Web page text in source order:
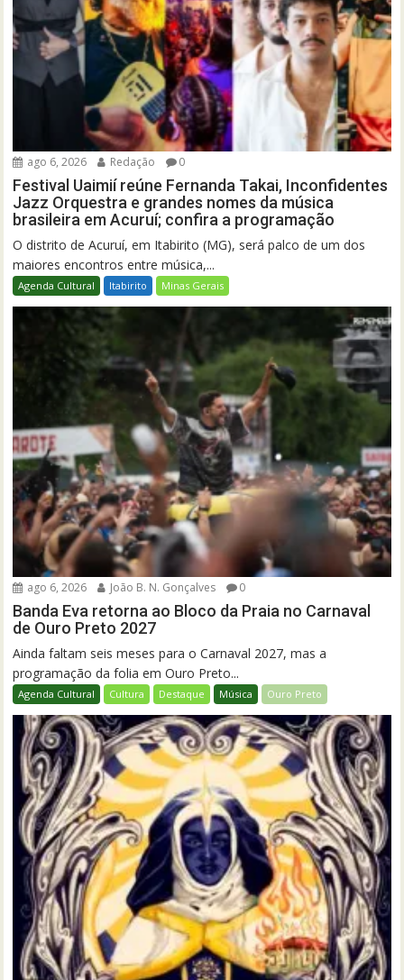
ago 6, 2026 Redação 0
Festival Uaimií reúne Fernanda Takai, Inconfidentes
Jazz Orquestra e grandes nomes da música
brasileira em Acuruí; confira a programação
O distrito de Acuruí, em Itabirito (MG), será palco de um dos
maiores encontros entre música,...
Agenda Cultural Itabirito Minas Gerais
ago 6, 2026 João B. N. Gonçalves 0
Banda Eva retorna ao Bloco da Praia no Carnaval
de Ouro Preto 2027
Ainda faltam seis meses para o Carnaval 2027, mas a
programação da folia em Ouro Preto...
Agenda Cultural Cultura Destaque Música Ouro Preto